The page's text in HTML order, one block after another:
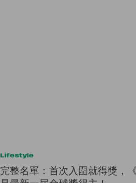
Lifestyle
完整名單：首次入圍就得獎，